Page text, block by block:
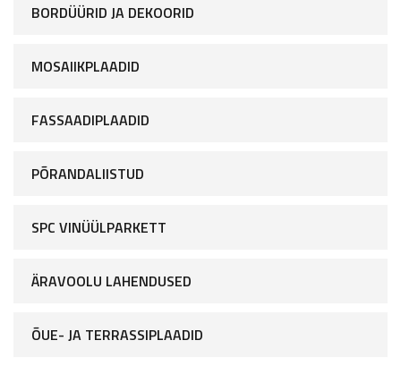
BORDÜÜRID JA DEKOORID
MOSAIIKPLAADID
FASSAADIPLAADID
PÕRANDALIISTUD
SPC VINÜÜLPARKETT
ÄRAVOOLU LAHENDUSED
ÕUE- JA TERRASSIPLAADID